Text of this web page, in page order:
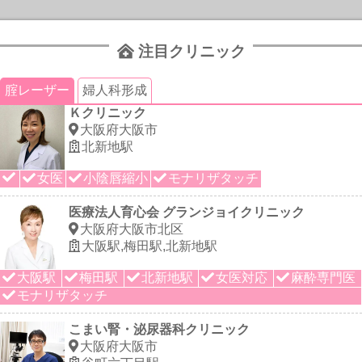
注目クリニック
腟レーザー
婦人科形成
Ｋクリニック
大阪府大阪市
北新地駅
女医 小陰唇縮小 モナリザタッチ
医療法人育心会 グランジョイクリニック
大阪府大阪市北区
大阪駅,梅田駅,北新地駅
大阪駅 梅田駅 北新地駅 女医対応
麻酔専門医
モナリザタッチ
こまい腎・泌尿器科クリニック
大阪府大阪市